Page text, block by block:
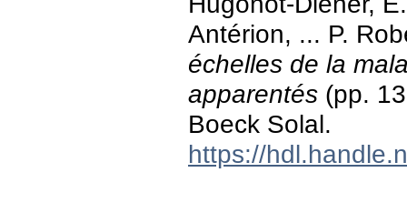
Antérion, ... P.
échelles de la
apparentés (pp.
Boeck Solal.
https://